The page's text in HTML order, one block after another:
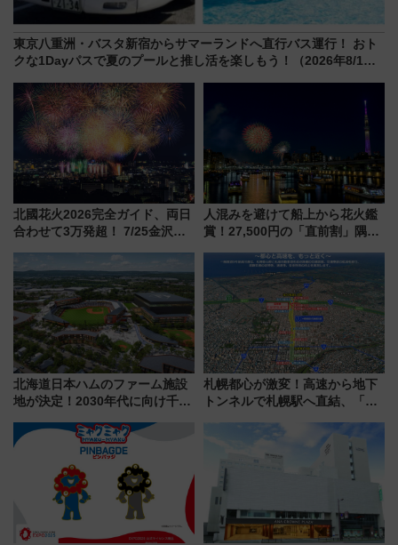
東京八重洲・バスタ新宿からサマーランドへ直行バス運行！ おト
クな1Dayパスで夏のプールと推し活を楽しもう！（2026年8/1～
北國花火2026完全ガイド、両日
合わせて3万発超！ 7/25金沢大
とめ（石川県）
人混みを避けて船上から花火鑑
賞！27,500円の「直前割」隅田
メも持ち込みOK
北海道日本ハムのファーム施設
地が決定！2030年代に向け千歳
札幌都心が激変！高速から地下
トンネルで札幌駅へ直結、「創
から本格着工、延長4.8km整備